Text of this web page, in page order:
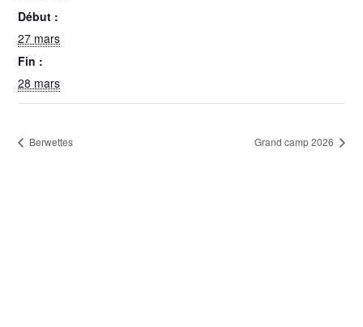
Début :
27 mars
Fin :
28 mars
Berwettes Grand camp 2026